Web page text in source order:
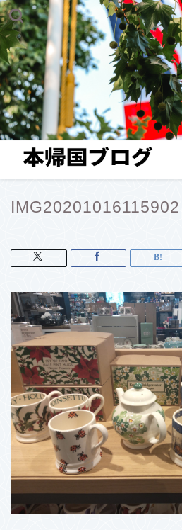
IMG20201016115902